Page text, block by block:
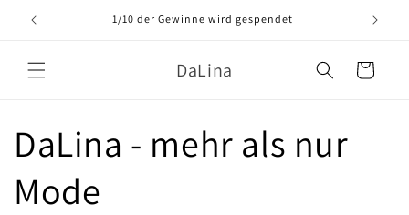
zum
1/10 der Gewinne wird gespendet
DaLina Warenkorb
DaLina - mehr als nur
Mode